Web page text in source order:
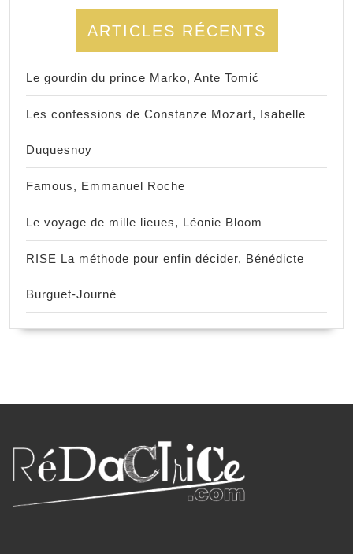
ARTICLES RÉCENTS
Le gourdin du prince Marko, Ante Tomić
Les confessions de Constanze Mozart, Isabelle
Duquesnoy
Famous, Emmanuel Roche
Le voyage de mille lieues, Léonie Bloom
RISE La méthode pour enfin décider, Bénédicte
Burguet-Journé